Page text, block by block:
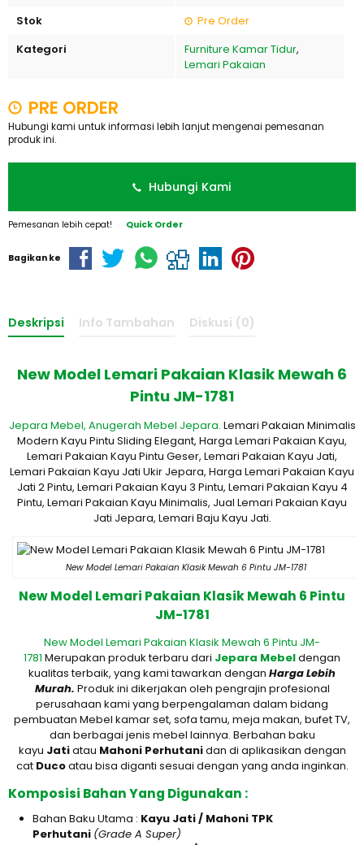
Stok
Pre Order
Kategori
Furniture Kamar Tidur,
Lemari Pakaian
PRE ORDER
Hubungi kami untuk informasi lebih lanjut mengenai pemesanan
produk ini.
Hubungi Kami
Pemesanan lebih cepat! Quick Order
Bagikan ke
Deskripsi Info Tambahan Diskusi (0)
New Model Lemari Pakaian Klasik Mewah 6
Pintu JM-1781
Jepara Mebel, Anugerah Mebel Jepara. Lemari Pakaian Minimalis
Modern Kayu Pintu Sliding Elegant, Harga Lemari Pakaian Kayu,
Lemari Pakaian Kayu Pintu Geser, Lemari Pakaian Kayu Jati,
Lemari Pakaian Kayu Jati Ukir Jepara, Harga Lemari Pakaian Kayu
Jati 2 Pintu, Lemari Pakaian Kayu 3 Pintu, Lemari Pakaian Kayu 4
Pintu, Lemari Pakaian Kayu Minimalis, Jual Lemari Pakaian Kayu
Jati Jepara, Lemari Baju Kayu Jati.
New Model Lemari Pakaian Klasik Mewah 6 Pintu JM-1781
New Model Lemari Pakaian Klasik Mewah 6 Pintu
JM-1781
New Model Lemari Pakaian Klasik Mewah 6 Pintu JM-
1781 Merupakan produk terbaru dari Jepara Mebeldengan
kualitas terbaik, yang kami tawarkan dengan Harga Lebih
Murah. Produk ini dikerjakan oleh pengrajin profesional
perusahaan kami yang berpengalaman dalam bidang
pembuatan Mebel kamar set, sofa tamu, meja makan, bufet TV,
dan berbagai jenis mebel lainnya. Berbahan baku
kayu Jatiatau Mahoni Perhutanidan di aplikasikan dengan
cat Ducoatau bisa diganti sesuai dengan yang anda inginkan.
Komposisi Bahan Yang Digunakan :
Bahan Baku Utama : Kayu Jati / Mahoni TPK
Perhutani (Grade A Super)